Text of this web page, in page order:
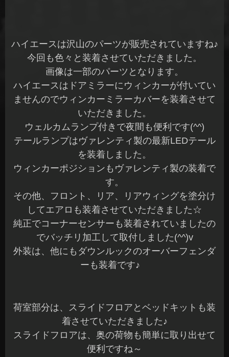
ハイエースは沢山のパーツが販売されていますね♪
今回も色々と装着させていただきました。
画像は一部のパーツとなります。
ハイエースはドアミラーにウィンカーが付いてい
ませんのでウィンカーミラーカバーを装着させて
いただきました。
ウェルカムランプ付きで夜間も便利です(^^)
テールランプはヴァレンティ製の最新LEDテール
を装着しました。
ウィンカーポジションもヴァレンティ製の装着で
す。
その他、フロント、リア、リアウィングを塗分け
してエアロも装着させていただきました☆
純正でコーナーセンサーも装着されていましたの
でバッチリ加工して取付しました(^^)v
外装は、他にもダウンルックのオーバーフェンダ
ーも装着です♪
荷室部分は、スライドフロアとベッドキットも装
着させていただきました♪
スライドフロアは、奥の荷物も簡単に取り出せて
便利ですね～